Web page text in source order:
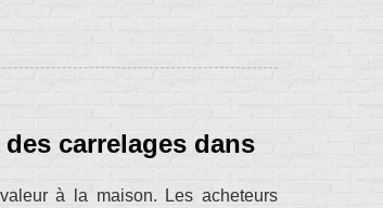
carrelages dans
à la maison. Les acheteurs